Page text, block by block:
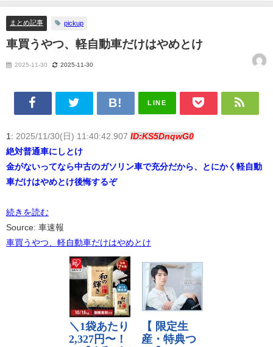
まとめ記事 pickup
車買うやつ、軽自動車だけはやめとけ
2025-11-30 2025-11-30
LINE
1: 2025/11/30(日) 11:40:42.907 ID:KS5DnqwG0
絶対普通車にしとけ
金がないってなら中古のガソリン車で充分だから、とにかく軽自動
車だけはやめとけ後悔するぞ
続きを読む
Source: 車速報
車買うやつ、軽自動車だけはやめとけ